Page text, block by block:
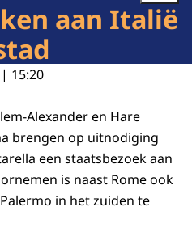
aan Italië
15:20
Alexander en Hare
brengen op uitnodiging
een staatsbezoek aan
is naast Rome ook
in het zuiden te